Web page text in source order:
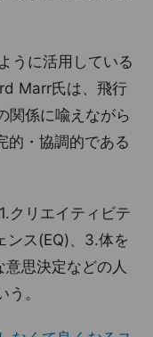
うに活用している
Marr氏は、飛行
関係に喩えながら
的・協調的である
クリエイティビテ
ンス(EQ)、3.体を
思決定などの人
。